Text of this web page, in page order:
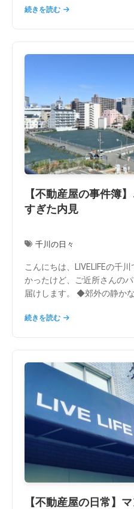
続きを読む
【不動産屋の事件簿
すぎた内見
千川の日々
こんにちは、LIVELIFEの千
かったけど、ご近所さんの
届けします。 ◆郊外の静か
続きを読む
【不動産屋の日常】